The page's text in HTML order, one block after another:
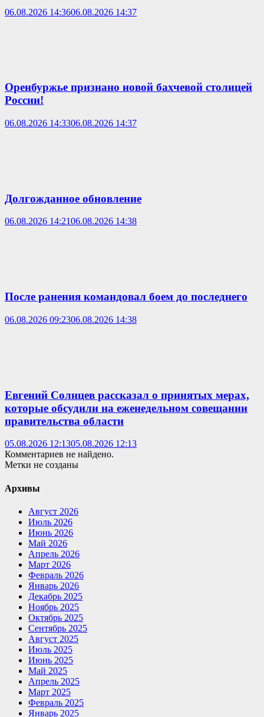
06.08.2026 14:3606.08.2026 14:37
Оренбуржье признано новой бахчевой столицей
России!
06.08.2026 14:3306.08.2026 14:37
Долгожданное обновление
06.08.2026 14:2106.08.2026 14:38
После ранения командовал боем до последнего
06.08.2026 09:2306.08.2026 14:38
Евгений Солнцев рассказал о принятых мерах,
которые обсудили на еженедельном совещании
правительства области
05.08.2026 12:1305.08.2026 12:13
Комментариев не найдено.
Метки не созданы
Архивы
Август 2026
Июль 2026
Июнь 2026
Май 2026
Апрель 2026
Март 2026
Февраль 2026
Январь 2026
Декабрь 2025
Ноябрь 2025
Октябрь 2025
Сентябрь 2025
Август 2025
Июль 2025
Июнь 2025
Май 2025
Апрель 2025
Март 2025
Февраль 2025
Январь 2025